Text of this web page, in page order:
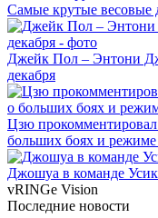
Самые крутые весовые
Джейк Пол – Энтони
декабря
Цзю прокомментировал
больших боях и режиме
Джошуа в команде
vRINGe Vision
Последние новости